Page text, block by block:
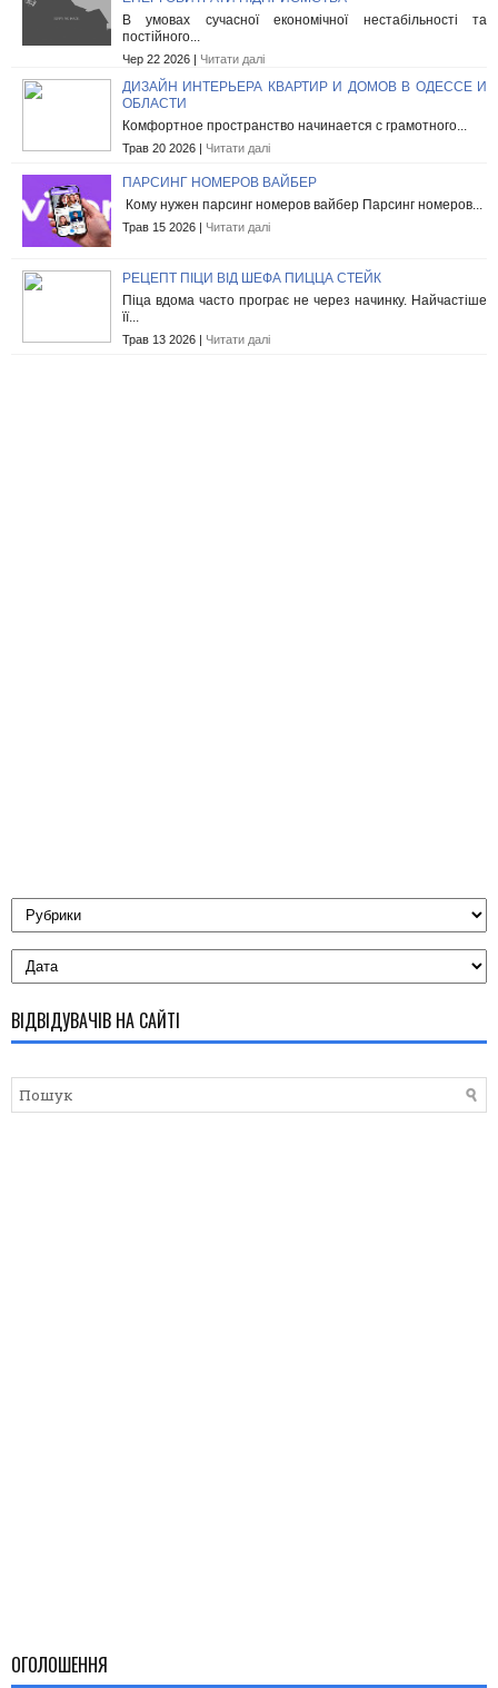
В умовах сучасної економічної нестабільності та
постійного...
Чер 22 2026 | Читати далі
ДИЗАЙН ИНТЕРЬЕРА КВАРТИР И ДОМОВ В ОДЕССЕ И
ОБЛАСТИ
Комфортное пространство начинается с грамотного...
Трав 20 2026 | Читати далі
ПАРСИНГ НОМЕРОВ ВАЙБЕР
Кому нужен парсинг номеров вайбер Парсинг номеров...
Трав 15 2026 | Читати далі
РЕЦЕПТ ПІЦИ ВІД ШЕФА ПИЦЦА СТЕЙК
Піца вдома часто програє не через начинку. Найчастіше
її...
Трав 13 2026 | Читати далі
ВІДВІДУВАЧІВ НА САЙТІ
ОГОЛОШЕННЯ